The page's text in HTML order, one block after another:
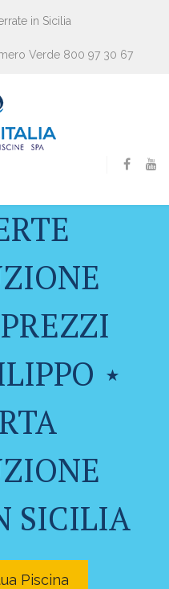
in Sicilia
Verde 800 97 30 67
⋆
SICILIA
Piscina